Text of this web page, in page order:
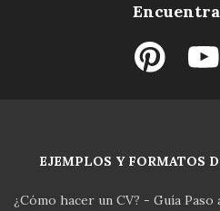
EJEMPLOS Y FORMATOS
¿Cómo hacer un CV? - Guía Paso